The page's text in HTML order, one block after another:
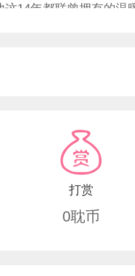
这14年都联曾拥有的
重，那一年的易北辰
自己的，他没有意识
没有他想象的那么简单
打赏
0耽币